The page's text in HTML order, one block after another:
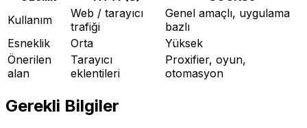
Kullanım
Web / tarayıcı
trafiği
Genel amaçlı, uygulama
bazlı
Esneklik
Orta
Yüksek
Önerilen
alan
Tarayıcı
eklentileri
Proxifier, oyun,
otomasyon
Gerekli Bilgiler